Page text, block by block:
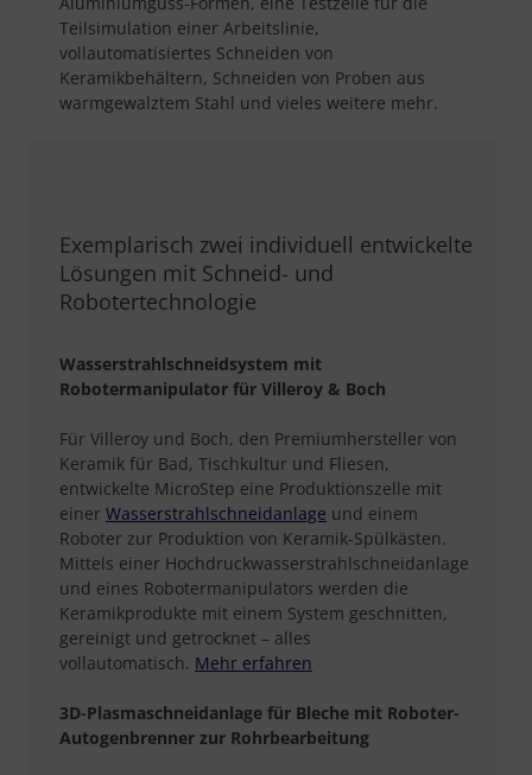
Teilsimulation einer Arbeitslinie,
vollautomatisiertes Schneiden von
Keramikbehältern, Schneiden von Proben aus
warmgewalztem Stahl und vieles weitere mehr.
Exemplarisch zwei individuell entwickelte
Lösungen mit Schneid- und
Robotertechnologie
Wasserstrahlschneidsystem mit
Robotermanipulator für Villeroy & Boch
Für Villeroy und Boch, den Premiumhersteller von
Keramik für Bad, Tischkultur und Fliesen,
entwickelte MicroStep eine Produktionszelle mit
einer Wasserstrahlschneidanlage und einem
Roboter zur Produktion von Keramik-Spülkästen.
Mittels einer Hochdruckwasserstrahlschneidanlage
und eines Robotermanipulators werden die
Keramikprodukte mit einem System geschnitten,
gereinigt und getrocknet – alles
vollautomatisch. Mehr erfahren
3D-Plasmaschneidanlage für Bleche mit Roboter-
Autogenbrenner zur Rohrbearbeitung